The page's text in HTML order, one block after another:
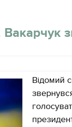
Відомий